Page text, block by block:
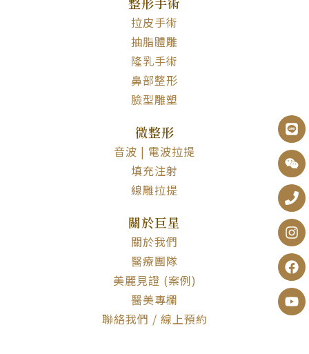
拉皮手術
抽脂體雕
隆乳手術
鼻部整形
臉型雕塑
微整形
音波 | 電波拉提
填充注射
線雕拉提
關於巨星
關於我們
醫療團隊
美麗見證 (案例)
醫美專欄
聯絡我們 / 線上預約